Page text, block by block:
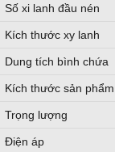
Số xi lanh đầu nén
Kích thước xy lanh
Dung tích bình chứa
Kích thước sản phẩm
Trọng lượng
Điện áp